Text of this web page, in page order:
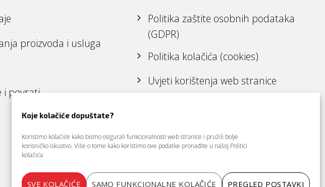
Koje kolačiće dopuštate?
Koristimo kolačiće kako bismo osigurali funkcionalnosti web stranice i pružili bolje
korisničko iskustvo. Više o tome kako koristimo ove podatke pronađite u našoj Politici
kolačića
SVE KOLAČIĆE SAMO FUNKCIONALNE KOLAČIĆE PREGLED POSTAVKI
proizvoda i usluga
i povrati
Politika zaštite osobnih podataka
(GDPR)
Politika kolačića (cookies)
Uvjeti korištenja web stranice